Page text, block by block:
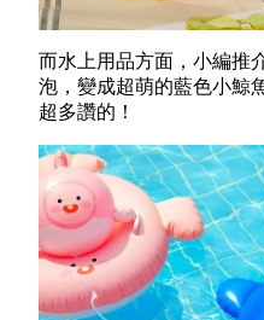
而水上用品方面，小編推
泡，變成超萌的藍色小鯨
超多讚的！